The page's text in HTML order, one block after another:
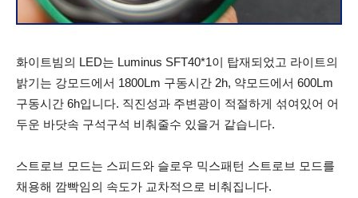
화이트빔의 LED는 Luminus SFT40*1이 탑재되었고 라이트의
밝기는 강모드에서 1800Lm 구동시간 2h, 약모드에서 600Lm
구동시간 6h입니다. 직진성과 주변광이 적절하게 섞여있어 어
두운 바닷속 구석구석 비춰줄수 있을거 같습니다.
스트로브 모드는 스피드와 슬로우 믹스패턴 스트로브 모드를
채용해 깜빡임의 속도가 교차적으로 비춰집니다.